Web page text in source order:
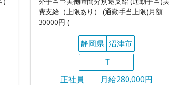
費支給（上限あり） (通勤手当上限)月額
30000円 (
静岡県 沼津市
IT
正社員
月給280,000円